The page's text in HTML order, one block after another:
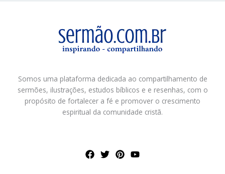
Somos uma plataforma dedicada ao compartilhamento de
sermões, ilustrações, estudos bíblicos e e resenhas, com o
propósito de fortalecer a fé e promover o crescimento
espiritual da comunidade cristã.